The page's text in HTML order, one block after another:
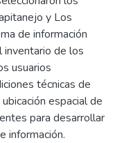
y Los
de información
inventario de los
usuarios
técnicas de
espacial de
para desarrollar
información.